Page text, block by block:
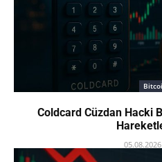
Coldcard Cüzdan Hacki